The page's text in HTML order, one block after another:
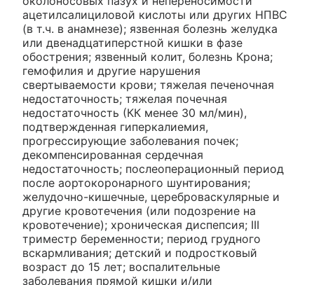
ацетилсалициловой кислоты или других НПВС
(в т.ч. в анамнезе); язвенная болезнь желудка
или двенадцатиперстной кишки в фазе
обострения; язвенный колит, болезнь Крона;
гемофилия и другие нарушения
свертываемости крови; тяжелая печеночная
недостаточность; тяжелая почечная
недостаточность (КК менее 30 мл/мин),
подтвержденная гиперкалиемия,
прогрессирующие заболевания почек;
декомпенсированная сердечная
недостаточность; послеоперационный период
после аортокоронарного шунтирования;
желудочно-кишечные, цереброваскулярные и
другие кровотечения (или подозрение на
кровотечение); хроническая диспепсия; III
триместр беременности; период грудного
вскармливания; детский и подростковый
возраст до 15 лет; воспалительные
заболевания прямой кишки и/или